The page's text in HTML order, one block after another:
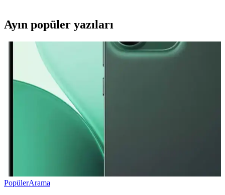
Ayın popüler yazıları
PopülerArama